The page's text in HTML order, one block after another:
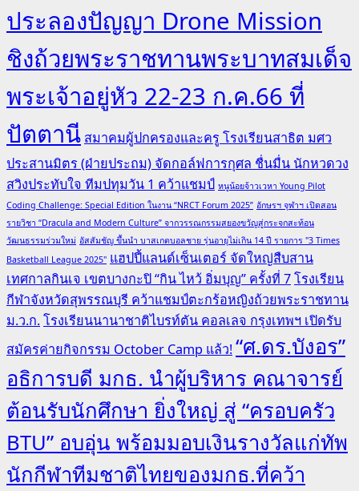
ประลองปัญญา Drone Mission
ชิงถ้วยพระราชทานพระบาทสมเด็จ
พระเจ้าอยู่หัว 22-23 ก.ค.66 ที่
ปัตตานี สมาคมผู้ปกครองและครู โรงเรียนสาธิต มศว
ประสานมิตร (ฝ่ายประถม) จัดกอล์ฟการกุศล ชื่นมื่น นักหวดวง
สวิงประทับใจ ทีมปทุมวัน 1 คว้าแชมป์ หนูน้อยจ้าวเวหา Young Pilot
Coding Challenge: Special Edition ในงาน “NRCT Forum 2025” อักษรฯ จุฬาฯ เปิดสอน
รายวิชา “Dracula and Modern Culture” จากวรรณกรรมสยองขวัญสู่กระจกสะท้อน
วัฒนธรรมร่วมใหม่ อัสสัมชัญ ขึ้นนำ บาสเกตบอลชาย รุ่นอายุไม่เกิน 14 ปี รายการ "3 Times
Basketball League 2025" แฮปปี้แลนด์เซ็นเตอร์ จัดใหญ่สืบสาน
เทศกาลกินเจ เขตบางกะปิ “กิน ไหว้ อิ่มบุญ” ครั้งที่ 7โรงเรียน
กีฬาจังหวัดสุพรรณบุรี คว้าแชมป์ตะกร้อหญิงถ้วยพระราชทาน
ม.ว.ก.โรงเรียนนานาชาติไบรท์ตัน คอลเลจ กรุงเทพฯ เปิดรับ
สมัครค่ายกิจกรรม October Camp แล้ว!“ศ.ดร.บังอร”
อธิการบดี มกธ. นำผู้บริหาร คณาจารย์
ต้อนรับนักศึกษา ยิ่งใหญ่ สู่ “ครอบครัว
BTU” อบอุ่น พร้อมมอบเงินรางวัลแก่ทัพ
นักกีฬาทีมชาติไทยของมกธ.ที่คว้า